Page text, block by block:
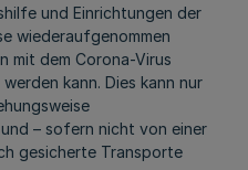
und Einrichtungen der
wiederaufgenommen
mit dem Corona-Virus
kann. Dies kann nur
– sofern nicht von einer
gesicherte Transporte